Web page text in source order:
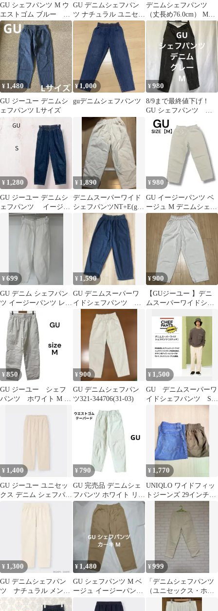
GU シェフパンツ M ウ
エストゴム ブルー
344008 バックポケット
GU デニムシェフパン
ツ ナチュラル ユニセッ
クス S
デニムシェフパンツ
（丈長め76.0cm） Mサ
イズ
¥ 1,480
GU ジーユー デニムシ
ェフパンツ Lサイズ
¥ 1,000
guデニムシェフパンツ
¥980
8/9まで最終値下げ！
GU シェフパンツ デ
ニム グレー M イー
ジーパンツ
¥ 1,280
GU ジーユー デニムシ
ェフパンツ イージー
パンツ S ウエストゴム
¥ 1,890
デニムスーパーワイド
シェフパンツNT+E(gu)
新品・未使用
¥ 980
GU イージーパンツ ベ
ージュ M デニムシェフ
パンツ アイボリー ボト
¥699
GU デニム シェフパン
ツ イージーパンツ レデ
ィース
¥ 1,590
GU デニムスーパーワ
イドシェフパンツ ネ
イビー メンズ M
¥900
【GUジーユー 】デニ
ムスーパーワイドシェ
テッチ Sサイズ
¥ 850
GU ジーユー シェフ
パンツ ホワイト M イ
¥900
GU デニムシェフパン
ツ321-344706(31-03)
¥ 1,500
GU デニムスーパーワ
イドシェフパンツ S
¥ 1,400
GU ジーユー ユニセッ
クス デニム シェフパン
ツ ナチュラル XS 綿
¥ 790
GU 完売品 デニムシェ
フパンツ ホワイト リラ
ックス ワイド テーパー
¥ 1,770
UNIQLO ワイドフィッ
トジーンズ 29インチ
GUシェフパンツS
¥ 1,300
GU デニムシェフパン
ツ ナチュラル メン
ズ S
¥ 1,480
GU シェフパンツ M ベ
ージュ イージーパンツ
¥999
「デニムシェフパンツ
（ユニセックス・ホワ
イト）